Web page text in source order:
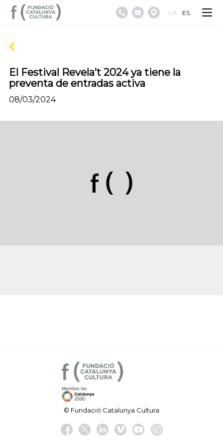
CA ES
El Festival Revela’t 2024 ya tiene la
preventa de entradas activa
08/03/2024
© Fundació Catalunya Cultura